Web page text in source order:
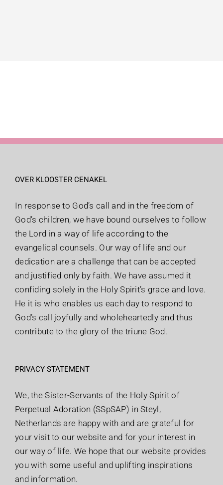
OVER KLOOSTER CENAKEL
In response to God’s call and in the freedom of
God’s children, we have bound ourselves to follow
the Lord in a way of life according to the
evangelical counsels. Our way of life and our
dedication are a challenge that can be accepted
and justified only by faith. We have assumed it
confiding solely in the Holy Spirit’s grace and love.
He it is who enables us each day to respond to
God’s call joyfully and wholeheartedly and thus
contribute to the glory of the triune God.
PRIVACY STATEMENT
We, the Sister-Servants of the Holy Spirit of
Perpetual Adoration (SSpSAP) in Steyl,
Netherlands are happy with and are grateful for
your visit to our website and for your interest in
our way of life. We hope that our website provides
you with some useful and uplifting inspirations
and information.